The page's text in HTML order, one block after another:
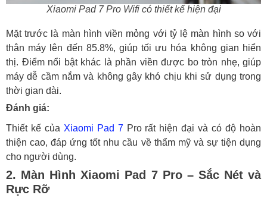
Xiaomi Pad 7 Pro Wifi có thiết kế hiện đại
Mặt trước là màn hình viền mỏng với tỷ lệ màn hình so với
thân máy lên đến 85.8%, giúp tối ưu hóa không gian hiển
thị. Điểm nổi bật khác là phần viền được bo tròn nhẹ, giúp
máy dễ cầm nắm và không gây khó chịu khi sử dụng trong
thời gian dài.
Đánh giá:
Thiết kế của Xiaomi Pad 7Pro rất hiện đại và có độ hoàn
thiện cao, đáp ứng tốt nhu cầu về thẩm mỹ và sự tiện dụng
cho người dùng.
2. Màn Hình Xiaomi Pad 7 Pro – Sắc Nét và
Rực Rỡ